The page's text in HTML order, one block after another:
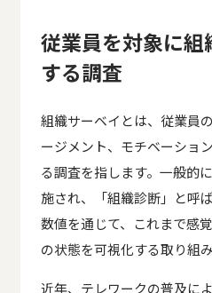
従業員を対象に
する調査
組織サーベイとは、従業員
ージメント、モチベーショ
る調査を指します。一般的
施され、「組織診断」と呼
数値を通じて、これまで感
の状態を可視化する取り組み
近年、テレワークの普及に